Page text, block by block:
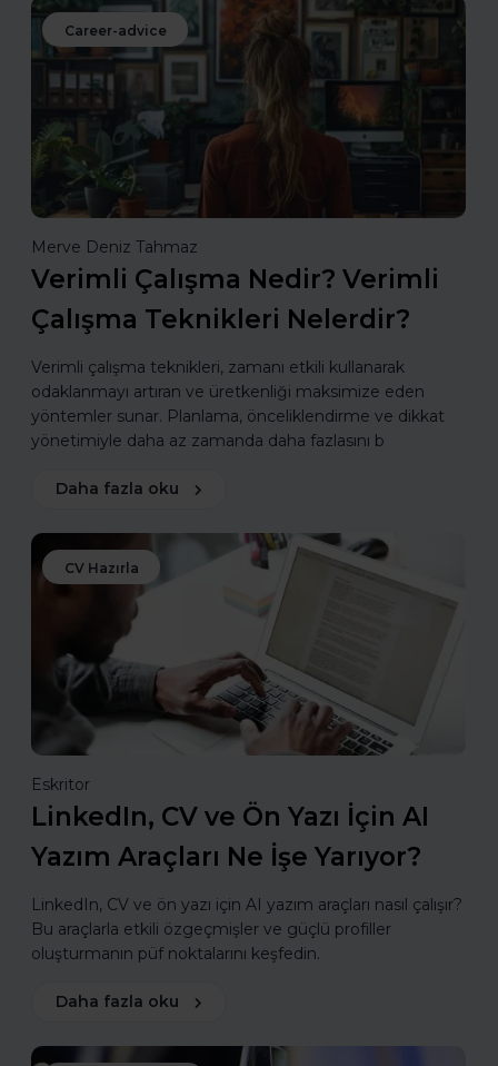
Career-advice
Merve Deniz Tahmaz
Verimli Çalışma Nedir? Verimli
Çalışma Teknikleri Nelerdir?
Verimli çalışma teknikleri, zamanı etkili kullanarak
odaklanmayı artıran ve üretkenliği maksimize eden
yöntemler sunar. Planlama, önceliklendirme ve dikkat
yönetimiyle daha az zamanda daha fazlasını b
Daha fazla oku
CV Hazırla
Eskritor
LinkedIn, CV ve Ön Yazı İçin AI
Yazım Araçları Ne İşe Yarıyor?
LinkedIn, CV ve ön yazı için AI yazım araçları nasıl çalışır?
Bu araçlarla etkili özgeçmişler ve güçlü profiller
oluşturmanın püf noktalarını keşfedin.
Daha fazla oku